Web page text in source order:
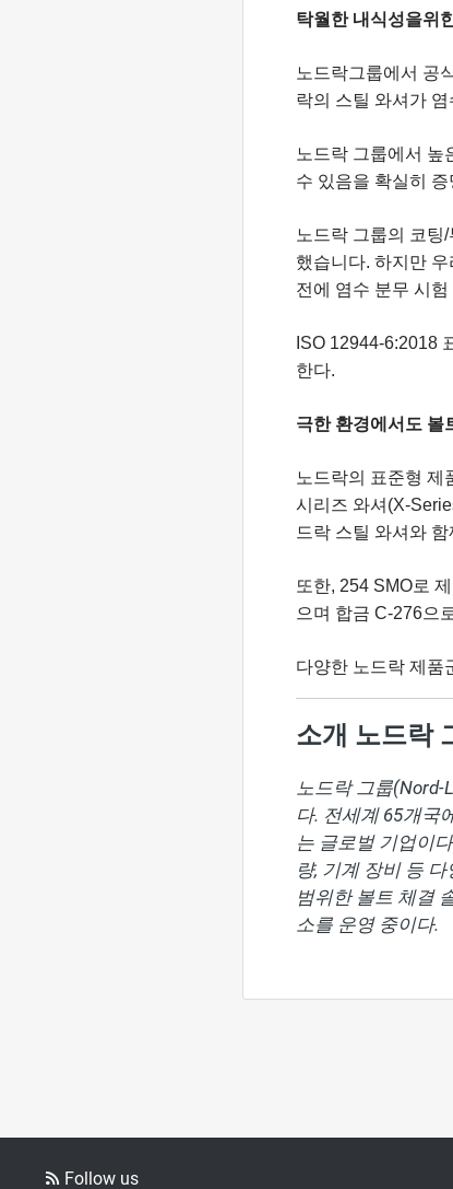
탁월한 내식성을위
노드락그룹에서 공
락의 스틸 와셔가
노드락 그룹에서 높
수 있음을 확실히 증
노드락 그룹의 코팅
했습니다. 하지만
전에 염수 분무 시
ISO 12944-6:2018
한다.
극한 환경에서도 볼
노드락의 표준형 제
시리즈 와셔(X-
드락 스틸 와셔와
또한, 254 SMO로
으며 합금 C-276으
다양한 노드락 제품
소개 노드락
노드락 그룹(Nord-
다. 전세계 65개국
는 글로벌 기업이
량, 기계 장비 등
범위한 볼트 체결
소를 운영 중이다.
Follow us